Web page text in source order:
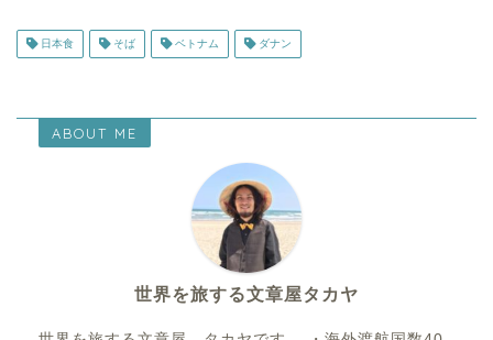
日本食 そば ベトナム ダナン
ABOUT ME
世界を旅する文章屋タカヤ